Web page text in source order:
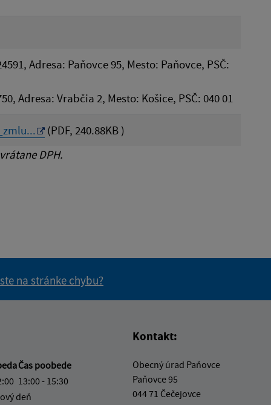
Adresa: Paňovce 95, Mesto: Paňovce, PSČ:
Adresa: Vrabčia 2, Mesto: Košice, PSČ: 040 01
(PDF, 240.88KB )
DPH.
na stránke chybu?
Čas poobede
13:00 - 15:30
deň
Kontakt:
Obecný úrad Paňovce
Paňovce 95
044 71 Čečejovce